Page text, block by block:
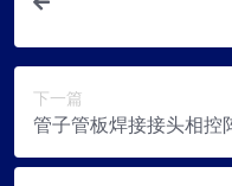
下一篇
管子管板焊接接头相控